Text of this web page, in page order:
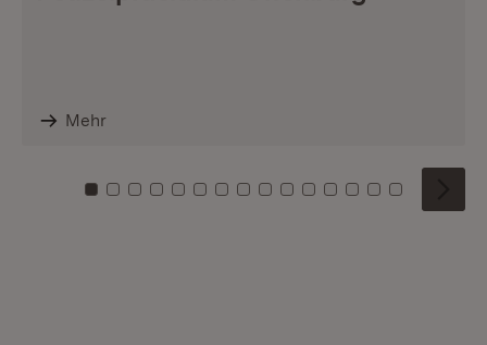
Mehr
Zu Kachel: 0
Zu Kachel: 1
Zu Kachel: 2
Zu Kachel: 3
Zu Kachel: 4
Zu Kachel: 5
Zu Kachel: 6
Zu Kachel: 7
Zu Kachel: 8
Zu Kachel: 9
Zu Kachel: 10
Zu Kachel: 11
Zu Kachel: 12
Zu Kachel:
Zu